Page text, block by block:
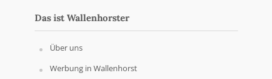
Das ist Wallenhorster
Über uns
Werbung in Wallenhorst